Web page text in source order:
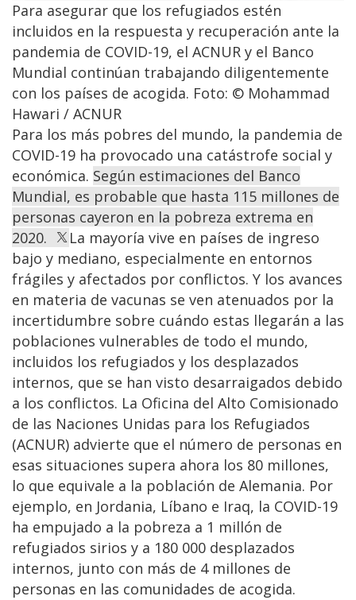
Para asegurar que los refugiados estén
incluidos en la respuesta y recuperación ante la
pandemia de COVID-19, el ACNUR y el Banco
Mundial continúan trabajando diligentemente
con los países de acogida. Foto: © Mohammad
Hawari / ACNUR
Para los más pobres del mundo, la pandemia de
COVID-19 ha provocado una catástrofe social y
económica. Según estimaciones del Banco
Mundial, es probable que hasta 115 millones de
personas cayeron en la pobreza extrema en
2020.
La mayoría vive en países de ingreso
bajo y mediano, especialmente en entornos
frágiles y afectados por conflictos. Y los avances
en materia de vacunas se ven atenuados por la
incertidumbre sobre cuándo estas llegarán a las
poblaciones vulnerables de todo el mundo,
incluidos los refugiados y los desplazados
internos, que se han visto desarraigados debido
a los conflictos. La Oficina del Alto Comisionado
de las Naciones Unidas para los Refugiados
(ACNUR) advierte que el número de personas en
esas situaciones supera ahora los 80 millones,
lo que equivale a la población de Alemania. Por
ejemplo, en Jordania, Líbano e Iraq, la COVID-19
ha empujado a la pobreza a 1 millón de
refugiados sirios y a 180 000 desplazados
internos, junto con más de 4 millones de
personas en las comunidades de acogida.